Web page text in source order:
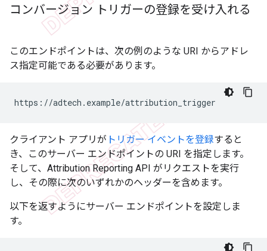
コンバージョン トリガーの登録を受け入れる
このエンドポイントは、次の例のような URI からアドレ
ス指定可能である必要があります。
クライアント アプリが トリガー イベントを登録すると
き、このサーバー エンドポイントの URI を指定します。
そして、Attribution Reporting API がリクエストを実行
し、その際に次のいずれかのヘッダーを含めます。
以下を返すようにサーバー エンドポイントを設定しま
す。